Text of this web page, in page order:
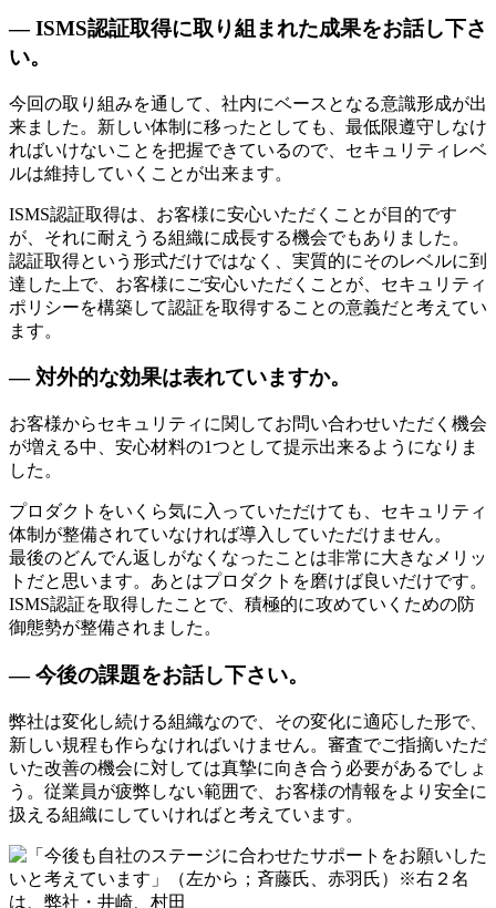
— ISMS認証取得に取り組まれた成果をお話し下さ
い。
今回の取り組みを通して、社内にベースとなる意識形成が出
来ました。新しい体制に移ったとしても、最低限遵守しなけ
ればいけないことを把握できているので、セキュリティレベ
ルは維持していくことが出来ます。
ISMS認証取得は、お客様に安心いただくことが目的です
が、それに耐えうる組織に成長する機会でもありました。
認証取得という形式だけではなく、実質的にそのレベルに到
達した上で、お客様にご安心いただくことが、セキュリティ
ポリシーを構築して認証を取得することの意義だと考えてい
ます。
— 対外的な効果は表れていますか。
お客様からセキュリティに関してお問い合わせいただく機会
が増える中、安心材料の1つとして提示出来るようになりま
した。
プロダクトをいくら気に入っていただけても、セキュリティ
体制が整備されていなければ導入していただけません。
最後のどんでん返しがなくなったことは非常に大きなメリッ
トだと思います。あとはプロダクトを磨けば良いだけです。
ISMS認証を取得したことで、積極的に攻めていくための防
御態勢が整備されました。
— 今後の課題をお話し下さい。
弊社は変化し続ける組織なので、その変化に適応した形で、
新しい規程も作らなければいけません。審査でご指摘いただ
いた改善の機会に対しては真摯に向き合う必要があるでしょ
う。従業員が疲弊しない範囲で、お客様の情報をより安全に
扱える組織にしていければと考えています。